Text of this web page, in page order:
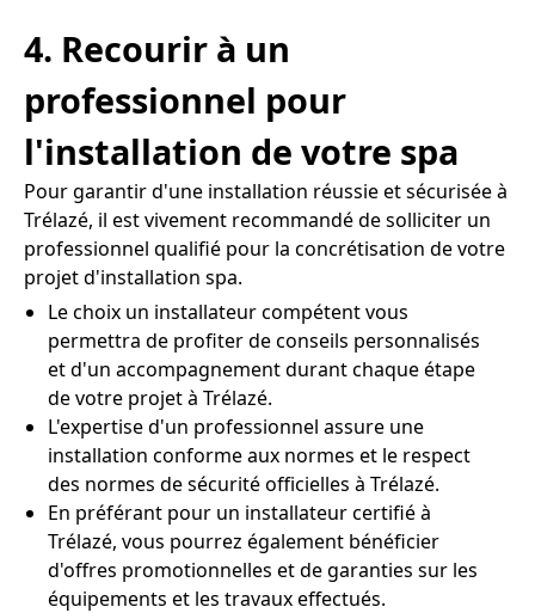
4. Recourir à un
professionnel pour
l'installation de votre spa
Pour garantir d'une installation réussie et sécurisée à
Trélazé, il est vivement recommandé de solliciter un
professionnel qualifié pour la concrétisation de votre
projet d'installation spa.
Le choix un installateur compétent vous
permettra de profiter de conseils personnalisés
et d'un accompagnement durant chaque étape
de votre projet à Trélazé.
L'expertise d'un professionnel assure une
installation conforme aux normes et le respect
des normes de sécurité officielles à Trélazé.
En préférant pour un installateur certifié à
Trélazé, vous pourrez également bénéficier
d'offres promotionnelles et de garanties sur les
équipements et les travaux effectués.